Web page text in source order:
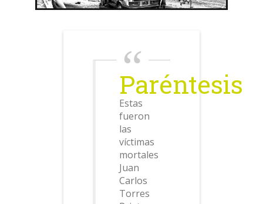
Paréntesis
Estas
fueron
las
víctimas
mortales
Juan
Carlos
Torres